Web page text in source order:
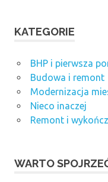
KATEGORIE
BHP i pierwsza
Budowa i remont
Modernizacja
Nieco inaczej
Remont i
WARTO